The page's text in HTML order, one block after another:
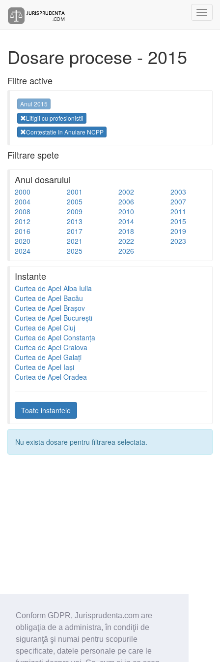
Conform GDPR, Jurisprudenta.com are
obligaţia de a administra, în condiţii de
siguranţă şi numai pentru scopurile
specificate, datele personale pe care le
Dosare procese - 2015
Filtre active
Anul 2015
Litigii cu profesionistii
Contestatie In Anulare NCPP
Filtrare spete
Anul dosarului
2000 2001 2002
2003
2004
2005 2006
2007
2008
2009 2010
2011
2012
2013 2014
2015
2016
2017 2018
2019
2020
2021 2022
2023
2024
2025 2026
Instante
Curtea de Apel Alba Iulia
Curtea de Apel Bacău
Curtea de Apel Brașov
Curtea de Apel București
Curtea de Apel Cluj
Curtea de Apel Constanța
Curtea de Apel Craiova
Curtea de Apel Galați
Curtea de Apel Iași
Curtea de Apel Oradea
Toate instantele
Nu exista dosare pentru filtrarea selectata.